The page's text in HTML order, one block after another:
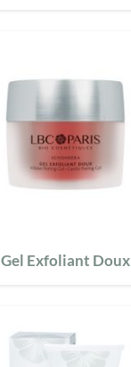
Gel Exfoliant Doux